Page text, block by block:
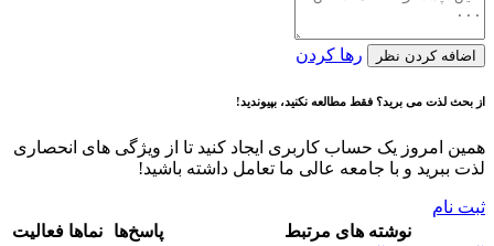
اضافه کردن نظر رها کردن
از بحث لذت می برید؟ فقط مطالعه نکنید، بپیوندید!
همین امروز یک حساب کاربری ایجاد کنید تا از ویژگی های انحصاری
لذت ببرید و با جامعه عالی ما تعامل داشته باشید!
ثبت نام
نوشته های مرتبط
پاسخ‌ها نماها فعالیت